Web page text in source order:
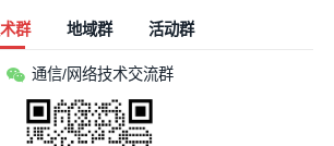
群 地域群 活动群
通信/网络技术交流群